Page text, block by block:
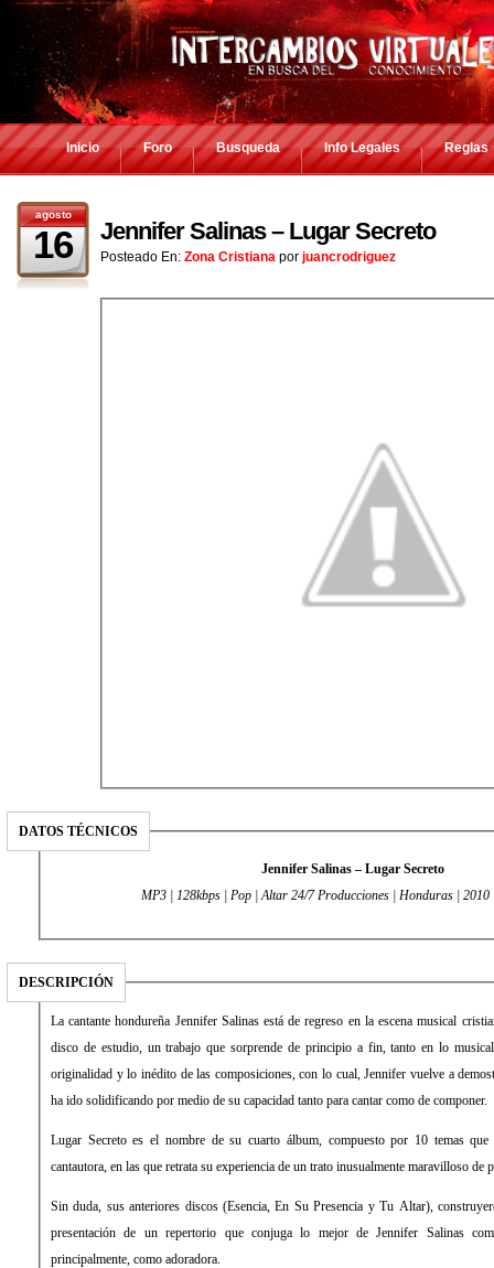
Inicio Foro Busqueda Info Legales Reglas
agosto
16 Jennifer Salinas – Lugar Secreto
Posteado En: Zona Cristiana por juancrodriguez
DATOS TÉCNICOS
Jennifer Salinas – Lugar Secreto
MP3 | 128kbps | Pop | Altar 24/7 Producciones | Honduras | 2010
DESCRIPCIÓN
La cantante hondureña Jennifer Salinas está de regreso en la escena musical
disco de estudio, un trabajo que sorprende de principio a fin, tanto en lo
originalidad y lo inédito de las composiciones, con lo cual, Jennifer vuelve a
ha ido solidificando por medio de su capacidad tanto para cantar como de componer.
Lugar Secreto es el nombre de su cuarto álbum, compuesto por 10 temas
cantautora, en las que retrata su experiencia de un trato inusualmente maravilloso de
Sin duda, sus anteriores discos (Esencia, En Su Presencia y Tu Altar),
presentación de un repertorio que conjuga lo mejor de Jennifer Salinas
principalmente, como adoradora.